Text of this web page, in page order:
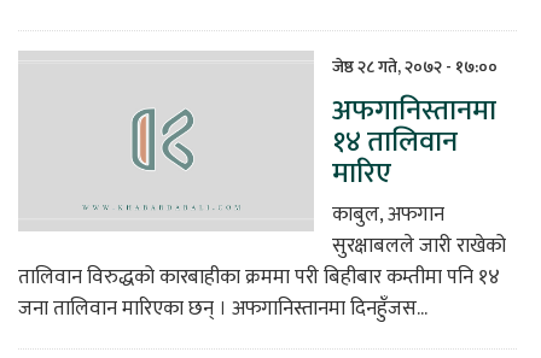
जेष्ठ २८ गते, २०७२ - १७:००
अफगानिस्तानमा
१४ तालिवान
मारिए
काबुल, अफगान
सुरक्षाबलले जारी राखेको
तालिवान विरुद्धको कारबाहीका क्रममा परी बिहीबार कम्तीमा पनि १४
जना तालिवान मारिएका छन् । अफगानिस्तानमा दिनहुँजस...